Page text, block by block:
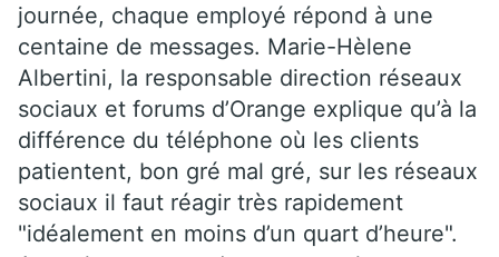
journée, chaque employé répond à une
centaine de messages. Marie-Hèlene
Albertini, la responsable direction réseaux
sociaux et forums d’Orange explique qu’à la
différence du téléphone où les clients
patientent, bon gré mal gré, sur les réseaux
sociaux il faut réagir très rapidement
"idéalement en moins d’un quart d’heure".